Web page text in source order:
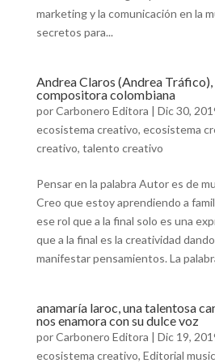
marketing y la comunicación en la
secretos para...
Andrea Claros (Andrea
compositora colombiana
porCarbonero Editora | Dic 30,
ecosistema creativo, ecosistema
creativo, talento creativo
Pensar en la palabra Autor es de
Creo que estoy aprendiendo a
ese rol que a la final solo es una
que a la final es la creatividad
manifestar pensamientos. La
anamaría laroc, una talentosa
nos enamora con su dulce voz
porCarbonero Editora | Dic 19,
ecosistema creativo, Editorial